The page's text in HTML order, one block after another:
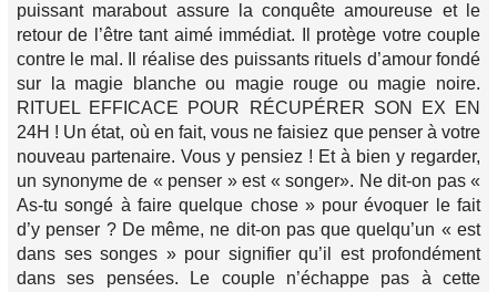
puissant marabout assure la conquête amoureuse et le
retour de l’être tant aimé immédiat. Il protège votre couple
contre le mal. Il réalise des puissants rituels d’amour fondé
sur la magie blanche ou magie rouge ou magie noire.
RITUEL EFFICACE POUR RÉCUPÉRER SON EX EN
24H ! Un état, où en fait, vous ne faisiez que penser à votre
nouveau partenaire. Vous y pensiez ! Et à bien y regarder,
un synonyme de « penser » est « songer». Ne dit-on pas «
As-tu songé à faire quelque chose » pour évoquer le fait
d’y penser ? De même, ne dit-on pas que quelqu’un « est
dans ses songes » pour signifier qu’il est profondément
dans ses pensées. Le couple n’échappe pas à cette